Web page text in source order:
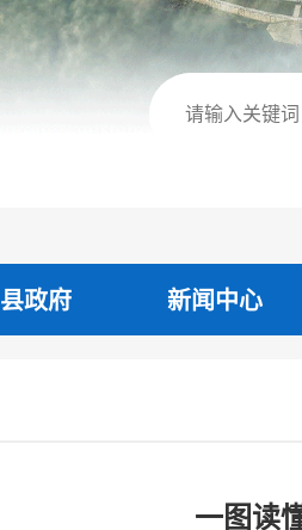
县政府 新闻中心
一图读